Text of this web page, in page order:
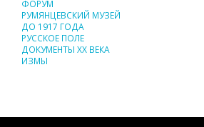
ФОРУМ
РУМЯНЦЕВСКИЙ МУЗЕЙ
ДО 1917 ГОДА
РУССКОЕ ПОЛЕ
ДОКУМЕНТЫ XX ВЕКА
ИЗМЫ